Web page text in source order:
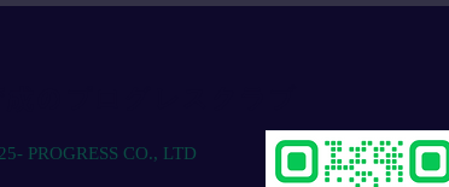
PROGRESS CO., LTD